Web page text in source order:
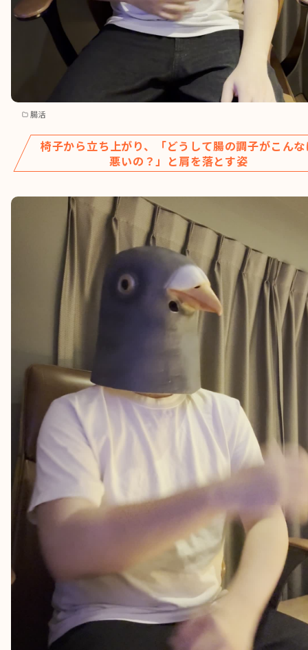
腸活
椅子から立ち上がり、「どうして腸の調子がこん
悪いの？」と肩を落とす姿